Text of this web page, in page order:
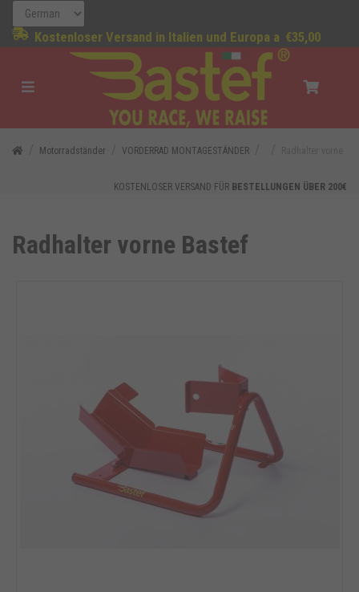
Kostenloser Versand in Italien und Europa a €35,00
Motorradständer VORDERRAD MONTAGESTÄNDER
KOSTENLOSER VERSAND FÜR BESTELLUNGEN ÜBER 200€
Radhalter vorne Bastef